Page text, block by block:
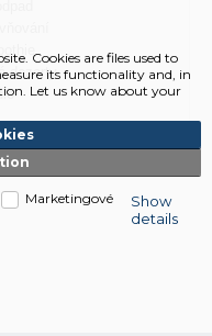
dezerty
Cookies are files used to
its functionality and, in
Let us know about your
Marketingové
Show
details